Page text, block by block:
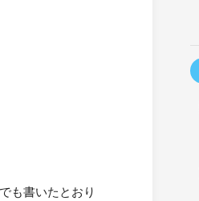
でも書いたとおり